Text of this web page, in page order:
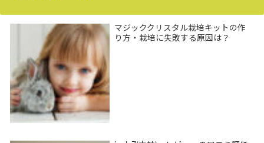
マジッククリスタル栽培キットの作
り方・栽培に失敗する原因は？